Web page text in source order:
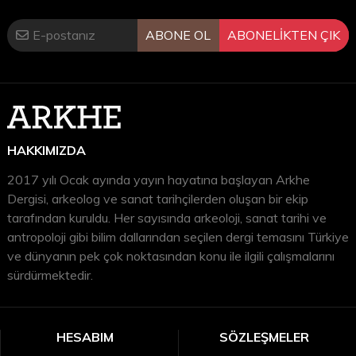
ABONE OL ABONELİKTEN ÇIK
HAKKIMIZDA
2017 yılı Ocak ayında yayın hayatına başlayan Arkhe
Dergisi, arkeolog ve sanat tarihçilerden oluşan bir ekip
tarafından kuruldu. Her sayısında arkeoloji, sanat tarihi ve
antropoloji gibi bilim dallarından seçilen dergi temasını Türkiye
ve dünyanın pek çok noktasından konu ile ilgili çalışmalarını
sürdürmektedir.
HESABIM SÖZLEŞMELER